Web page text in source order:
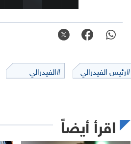
#رئيس الفيدرالي #الفيدرالي
اقرأ أيضاً